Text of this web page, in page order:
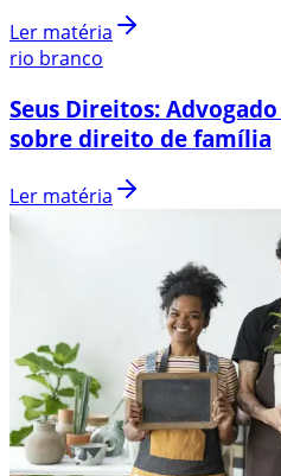
Ler matéria
rio branco
Seus Direitos:
sobre direito de família
Ler matéria